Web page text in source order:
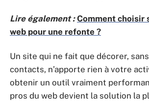
Lire également : Comment choisir
web pour une refonte ?
Un site qui ne fait que décorer,
contacts, n’apporte rien à votre
obtenir un outil vraiment
pros du web devient la solution la